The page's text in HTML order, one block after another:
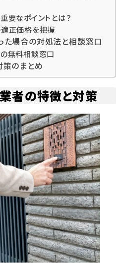
要なポイントとは？
正価格を把握
た場合の対処法と相談窓口
無料相談窓口
策のまとめ
者の特徴と対策